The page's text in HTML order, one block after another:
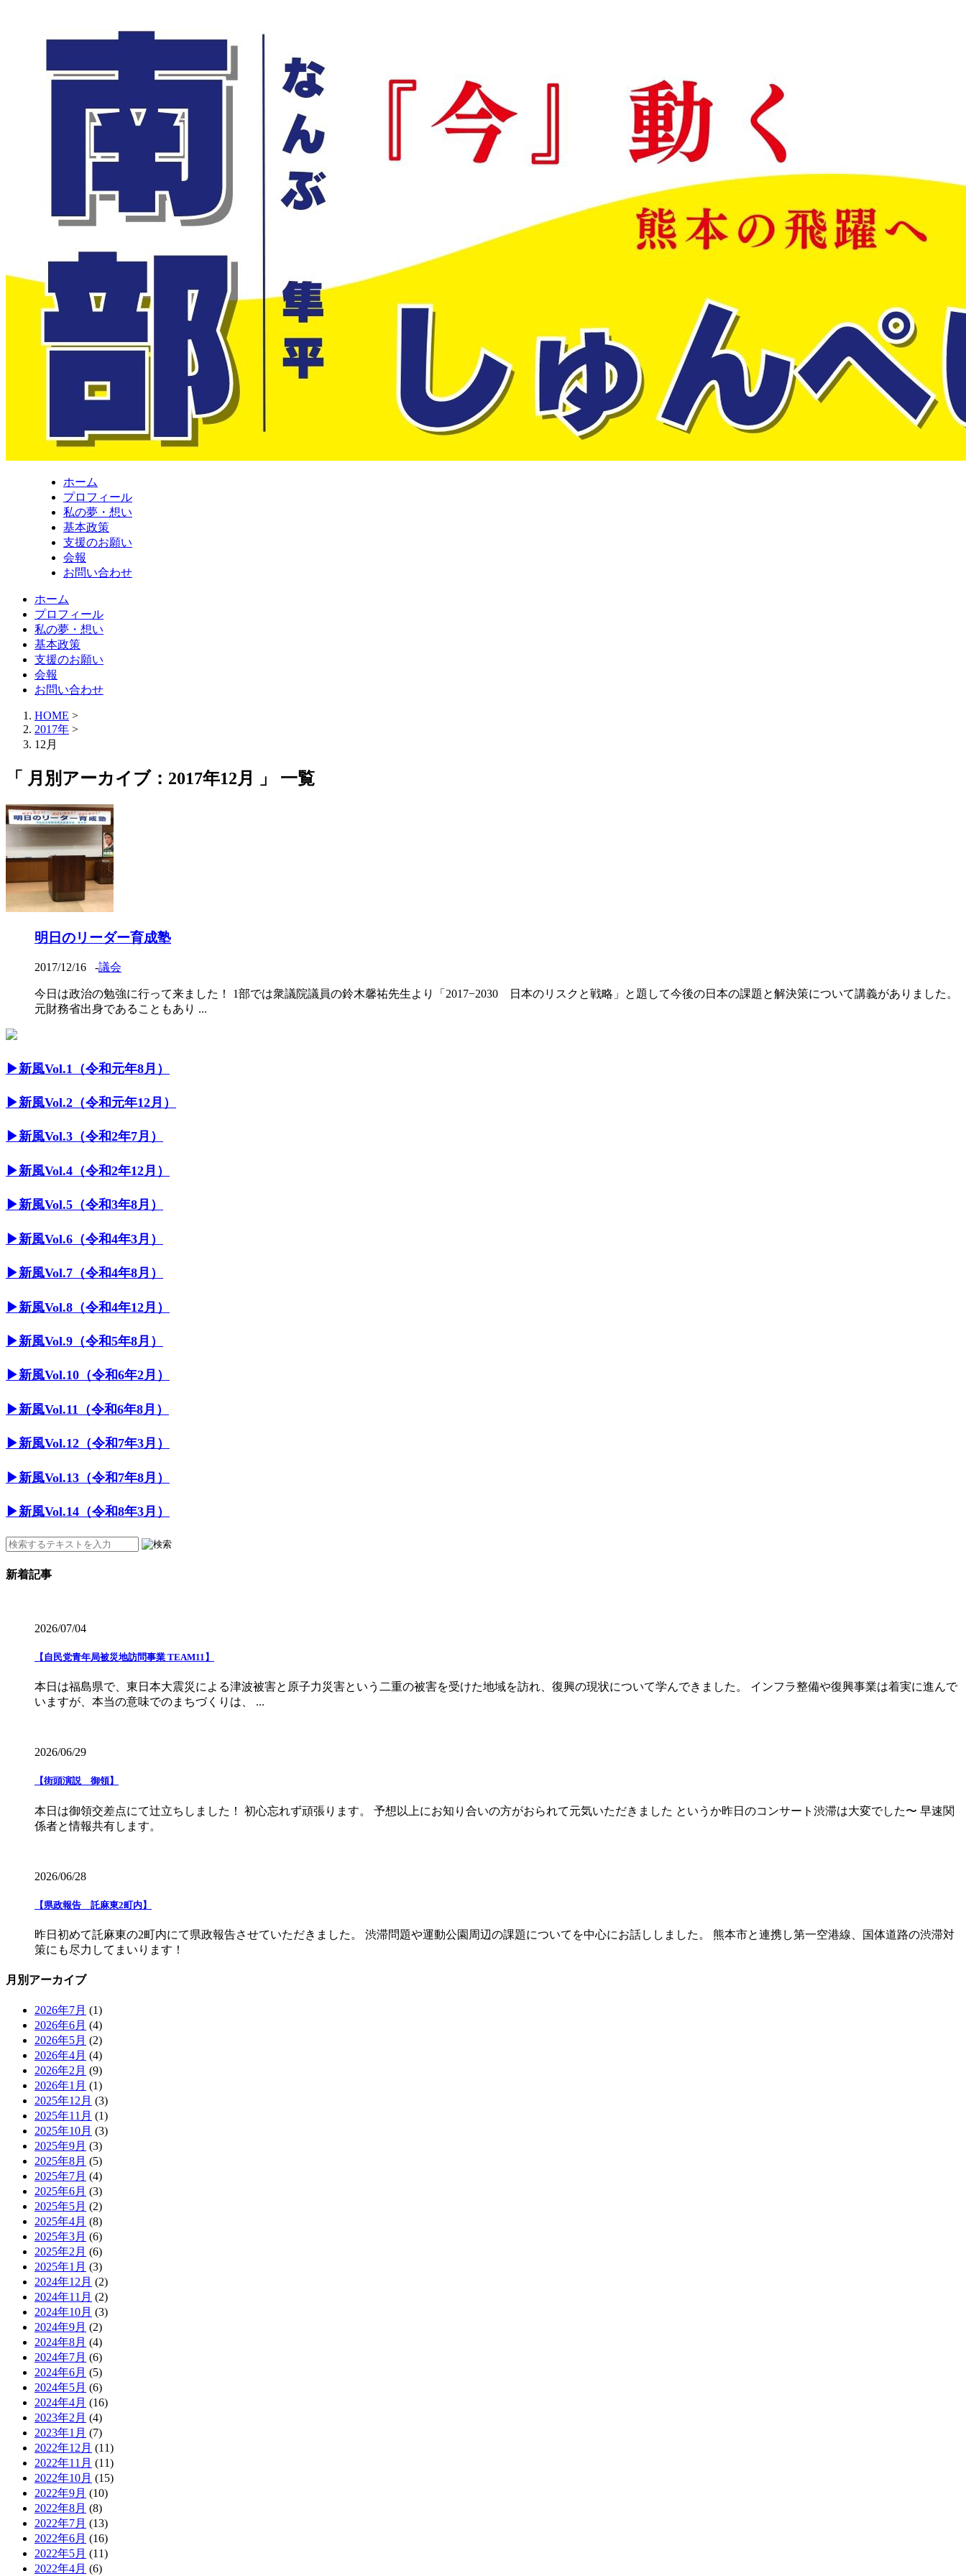
ホーム
プロフィール
私の夢・想い
基本政策
支援のお願い
会報
お問い合わせ
ホーム
プロフィール
私の夢・想い
基本政策
支援のお願い
会報
お問い合わせ
HOME >
2017年 >
12月
「 月別アーカイブ：2017年12月 」 一覧
明日のリーダー育成塾
2017/12/16 -議会
今日は政治の勉強に行って来ました！ 1部では衆議院議員の鈴木馨祐先生より「2017−2030 日本のリスクと戦略」と題して今後の日本の課題と解決策について講義がありました。
元財務省出身であることもあり ...
▶︎新風Vol.1（令和元年8月）
▶︎新風Vol.2（令和元年12月）
▶︎新風Vol.3（令和2年7月）
▶︎新風Vol.4（令和2年12月）
▶︎新風Vol.5（令和3年8月）
▶︎新風Vol.6（令和4年3月）
▶︎新風Vol.7（令和4年8月）
▶︎新風Vol.8（令和4年12月）
▶︎新風Vol.9（令和5年8月）
▶︎新風Vol.10（令和6年2月）
▶︎新風Vol.11（令和6年8月）
▶︎新風Vol.12（令和7年3月）
▶︎新風Vol.13（令和7年8月）
▶︎新風Vol.14（令和8年3月）
新着記事
2026/07/04
【自民党青年局被災地訪問事業 TEAM11】
本日は福島県で、東日本大震災による津波被害と原子力災害という二重の被害を受けた地域を訪れ、復興の現状について学んできました。 インフラ整備や復興事業は着実に進んで
いますが、本当の意味でのまちづくりは、 ...
2026/06/29
【街頭演説 御領】
本日は御領交差点にて辻立ちしました！ 初心忘れず頑張ります。 予想以上にお知り合いの方がおられて元気いただきました というか昨日のコンサート渋滞は大変でした〜 早速関
係者と情報共有します。
2026/06/28
【県政報告 託麻東2町内】
昨日初めて託麻東の2町内にて県政報告させていただきました。 渋滞問題や運動公園周辺の課題についてを中心にお話ししました。 熊本市と連携し第一空港線、国体道路の渋滞対
策にも尽力してまいります！
月別アーカイブ
2026年7月 (1)
2026年6月 (4)
2026年5月 (2)
2026年4月 (4)
2026年2月 (9)
2026年1月 (1)
2025年12月 (3)
2025年11月 (1)
2025年10月 (3)
2025年9月 (3)
2025年8月 (5)
2025年7月 (4)
2025年6月 (3)
2025年5月 (2)
2025年4月 (8)
2025年3月 (6)
2025年2月 (6)
2025年1月 (3)
2024年12月 (2)
2024年11月 (2)
2024年10月 (3)
2024年9月 (2)
2024年8月 (4)
2024年7月 (6)
2024年6月 (5)
2024年5月 (6)
2024年4月 (16)
2023年2月 (4)
2023年1月 (7)
2022年12月 (11)
2022年11月 (11)
2022年10月 (15)
2022年9月 (10)
2022年8月 (8)
2022年7月 (13)
2022年6月 (16)
2022年5月 (11)
2022年4月 (6)